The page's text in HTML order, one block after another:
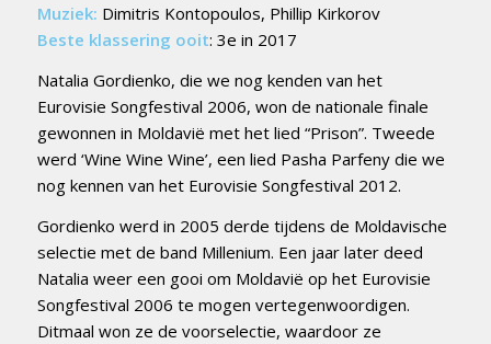
Muziek: Dimitris Kontopoulos, Phillip Kirkorov
Beste klassering ooit: 3e in 2017
Natalia Gordienko, die we nog kenden van het
Eurovisie Songfestival 2006, won de nationale finale
gewonnen in Moldavië met het lied “Prison”. Tweede
werd ‘Wine Wine Wine’, een lied Pasha Parfeny die we
nog kennen van het Eurovisie Songfestival 2012.
Gordienko werd in 2005 derde tijdens de Moldavische
selectie met de band Millenium. Een jaar later deed
Natalia weer een gooi om Moldavië op het Eurovisie
Songfestival 2006 te mogen vertegenwoordigen.
Ditmaal won ze de voorselectie, waardoor ze